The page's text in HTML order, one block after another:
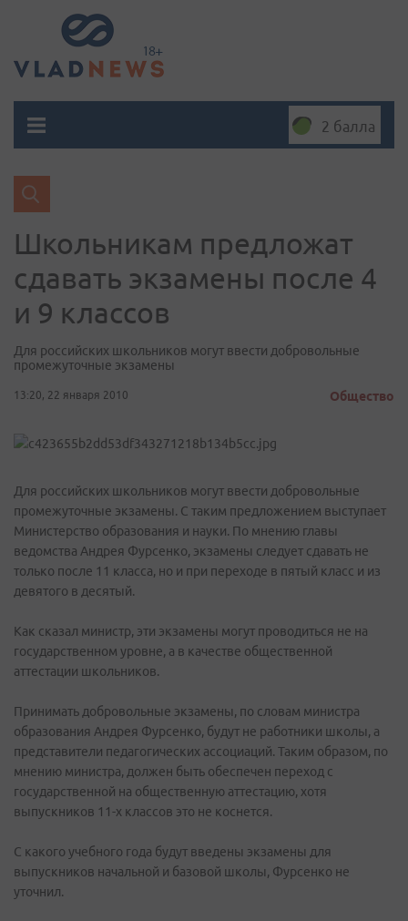
2 балла
Школьникам предложат
сдавать экзамены после 4
и 9 классов
Для российских школьников могут ввести добровольные
промежуточные экзамены
13:20, 22 января 2010 Общество
Для российских школьников могут ввести добровольные
промежуточные экзамены. С таким предложением выступает
Министерство образования и науки. По мнению главы
ведомства Андрея Фурсенко, экзамены следует сдавать не
только после 11 класса, но и при переходе в пятый класс и из
девятого в десятый.
Как сказал министр, эти экзамены могут проводиться не на
государственном уровне, а в качестве общественной
аттестации школьников.
Принимать добровольные экзамены, по словам министра
образования Андрея Фурсенко, будут не работники школы, а
представители педагогических ассоциаций. Таким образом, по
мнению министра, должен быть обеспечен переход с
государственной на общественную аттестацию, хотя
выпускников 11-х классов это не коснется.
С какого учебного года будут введены экзамены для
выпускников начальной и базовой школы, Фурсенко не
уточнил.